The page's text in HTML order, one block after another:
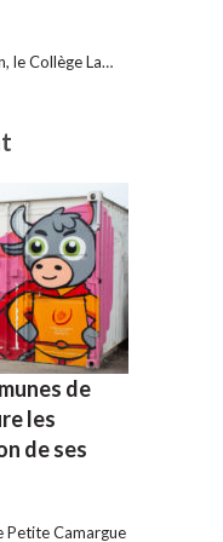
le Collège La…
de
les
de ses
Petite Camargue